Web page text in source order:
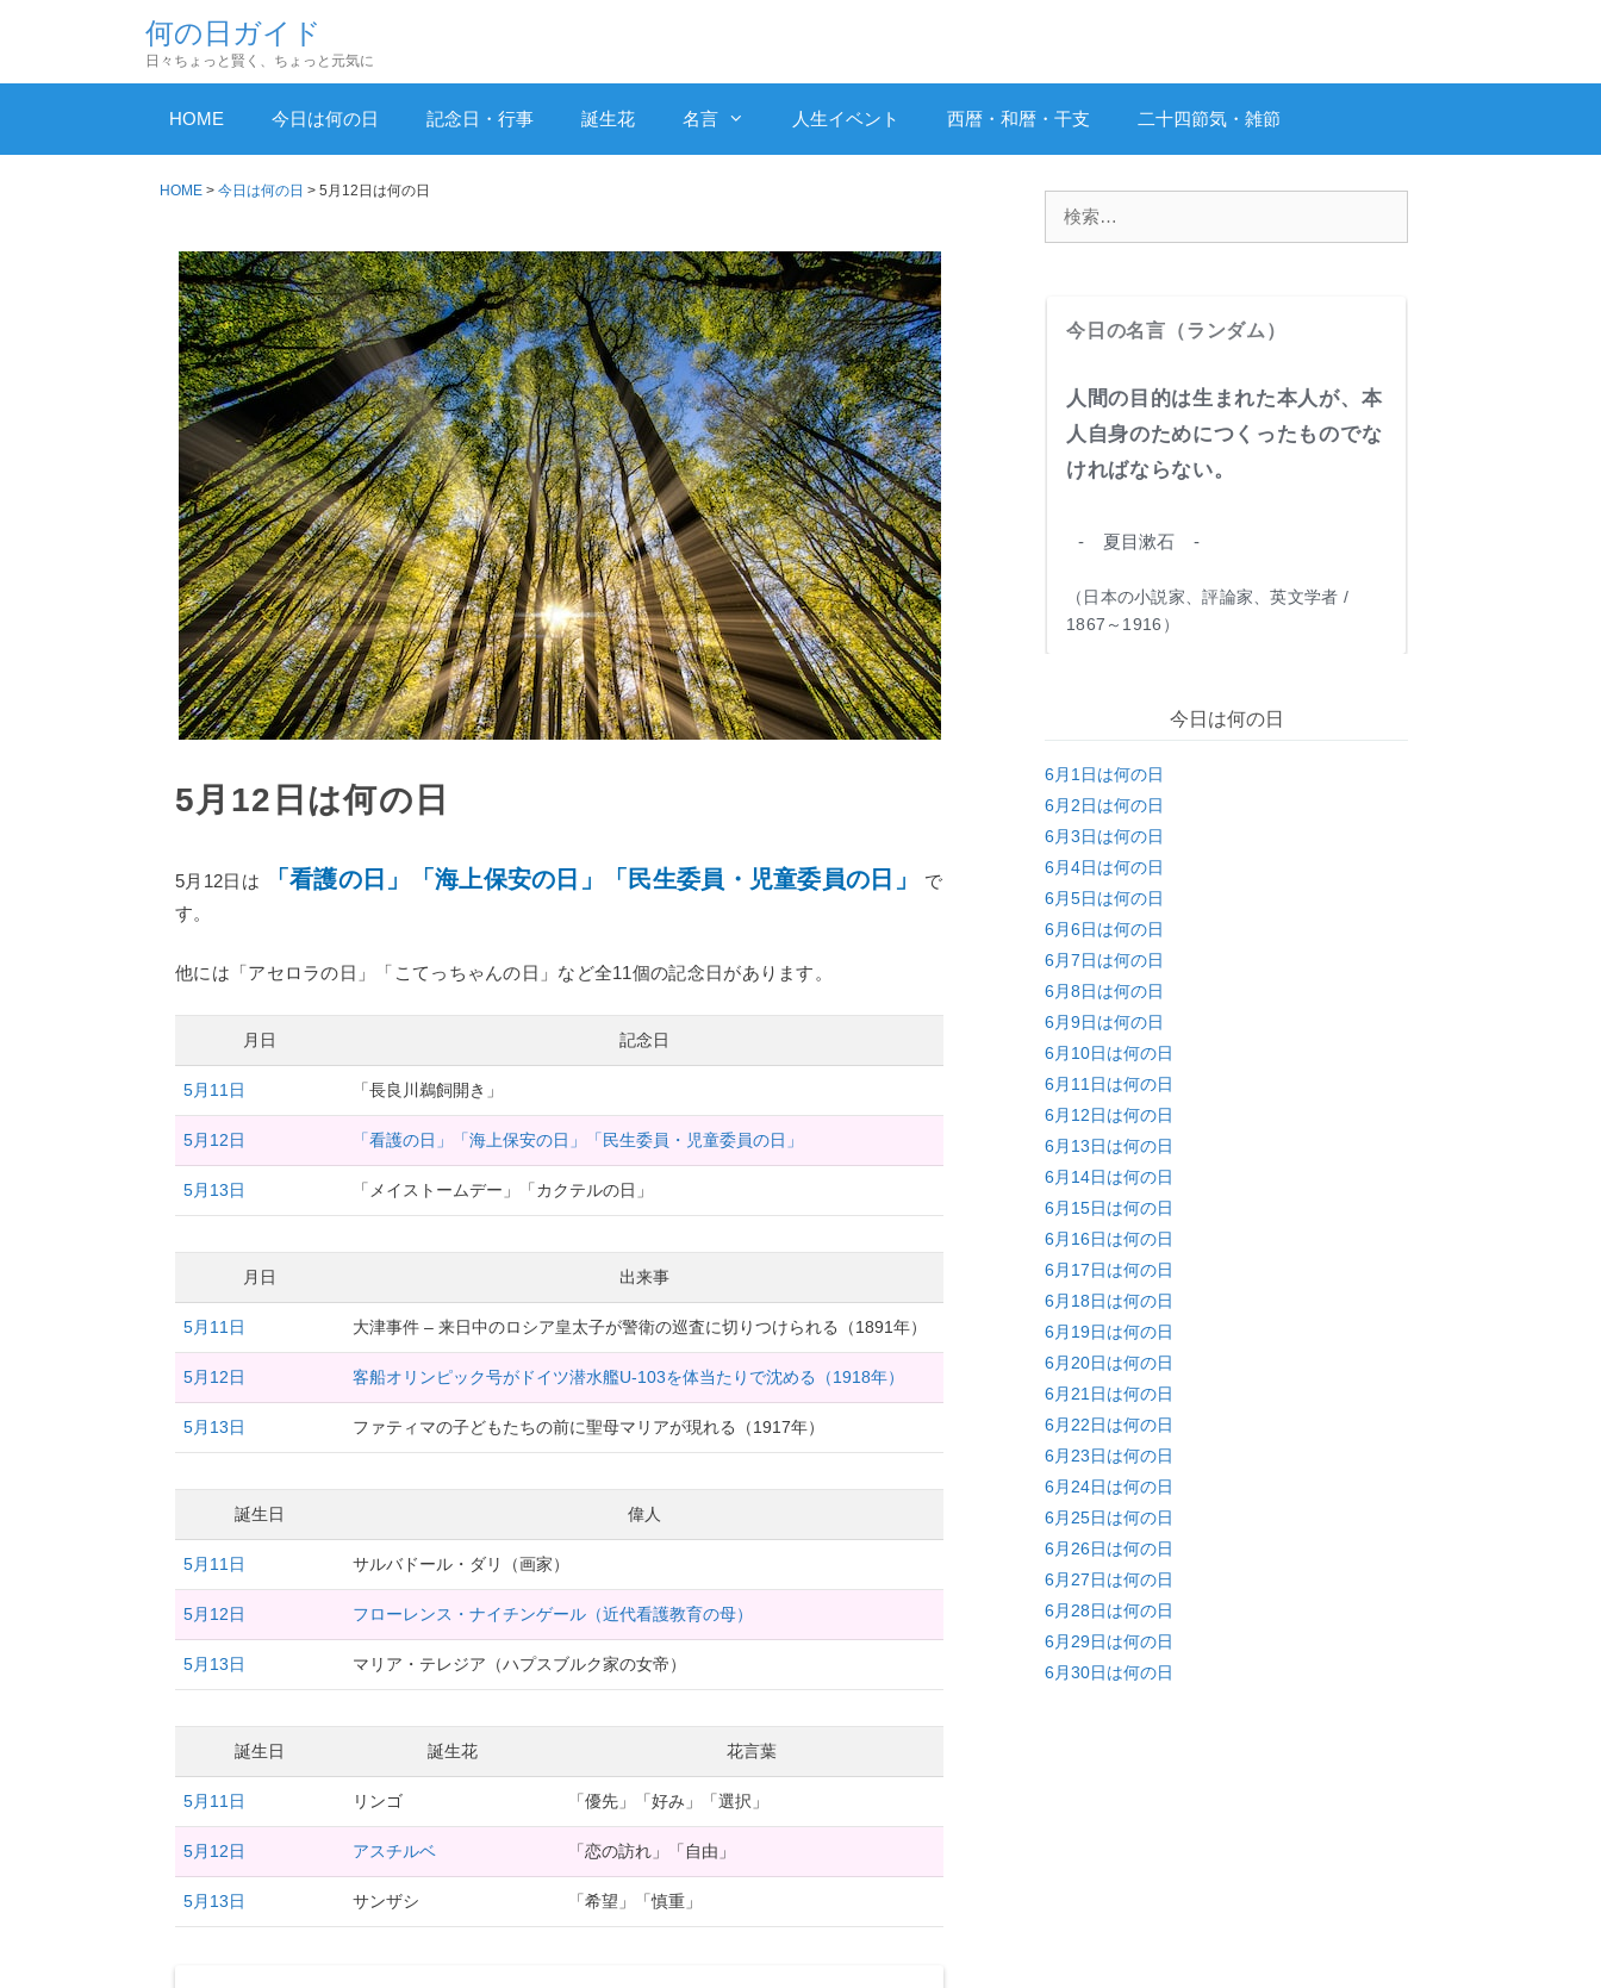
テ
何の日ガイド
日々ちょっと賢く、ちょっと元気に
HOME 今日は何の日 記念日・行事 誕生花 名言 人生イベント 西暦・和暦・干支 二十四節気・雑節
HOME > 今日は何の日 > 5月12日は何の日
5月12日は何の日
5月12日は 「看護の日」「海上保安の日」「民生委員・児童委員の日」
で
す。
他には「アセロラの日」「こてっちゃんの日」など全11個の記念日があります。
月日 記念日
5月11日 「長良川鵜飼開き」
5月12日 「看護の日」「海上保安の日」「民生委員・児童委員の日」
5月13日 「メイストームデー」「カクテルの日」
月日 出来事
5月11日 大津事件 – 来日中のロシア皇太子が警衛の巡査に切りつけられる（1891年）
5月12日 客船オリンピック号がドイツ潜水艦U-103を体当たりで沈める（1918年）
5月13日 ファティマの子どもたちの前に聖母マリアが現れる（1917年）
誕生日 偉人
5月11日 サルバドール・ダリ（画家）
5月12日 フローレンス・ナイチンゲール（近代看護教育の母）
5月13日 マリア・テレジア（ハプスブルク家の女帝）
誕生日 誕生花 花言葉
5月11日 リンゴ 「優先」「好み」「選択」
5月12日 アスチルベ 「恋の訪れ」「自由」
5月13日 サンザシ 「希望」「慎重」
今日の名言（ランダム）
人間の目的は生まれた本人が、本
人自身のためにつくったものでな
ければならない。
- 夏目漱石 -
（日本の小説家、評論家、英文学者 /
1867～1916）
今日は何の日
6月1日は何の日
6月2日は何の日
6月3日は何の日
6月4日は何の日
6月5日は何の日
6月6日は何の日
6月7日は何の日
6月8日は何の日
6月9日は何の日
6月10日は何の日
6月11日は何の日
6月12日は何の日
6月13日は何の日
6月14日は何の日
6月15日は何の日
6月16日は何の日
6月17日は何の日
6月18日は何の日
6月19日は何の日
6月20日は何の日
6月21日は何の日
6月22日は何の日
6月23日は何の日
6月24日は何の日
6月25日は何の日
6月26日は何の日
6月27日は何の日
6月28日は何の日
6月29日は何の日
6月30日は何の日